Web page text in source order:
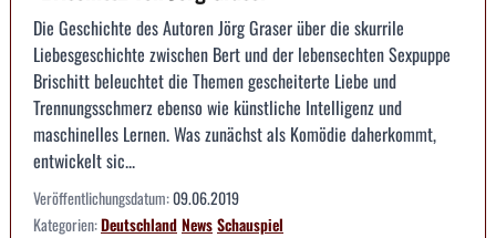
Die Geschichte des Autoren Jörg Graser über die skurrile
Liebesgeschichte zwischen Bert und der lebensechten Sexpuppe
Brischitt beleuchtet die Themen gescheiterte Liebe und
Trennungsschmerz ebenso wie künstliche Intelligenz und
maschinelles Lernen. Was zunächst als Komödie daherkommt,
entwickelt sic...
Veröffentlichungsdatum:09.06.2019
Kategorien:DeutschlandNewsSchauspiel